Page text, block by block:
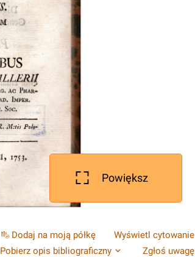
Powiększ
Dodaj na moją półkę
Wyświetl cytowanie
Pobierz opis bibliograficzny
Zgłoś uwagę